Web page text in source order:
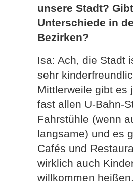
unsere Stadt?
Unterschiede in
Bezirken?
Isa: Ach, die Stadt
sehr
Mittlerweile gibt es
fast allen U-Bahn-
Fahrstühle (wenn
langsame) und es
Cafés und
wirklich auch
willkommen